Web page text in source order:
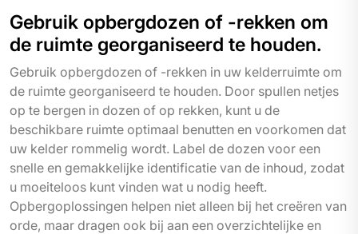
Gebruik opbergdozen of -rekken om
de ruimte georganiseerd te houden.
Gebruik opbergdozen of -rekken in uw kelderruimte om
de ruimte georganiseerd te houden. Door spullen netjes
op te bergen in dozen of op rekken, kunt u de
beschikbare ruimte optimaal benutten en voorkomen dat
uw kelder rommelig wordt. Label de dozen voor een
snelle en gemakkelijke identificatie van de inhoud, zodat
u moeiteloos kunt vinden wat u nodig heeft.
Opbergoplossingen helpen niet alleen bij het creëren van
orde, maar dragen ook bij aan een overzichtelijke en